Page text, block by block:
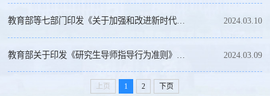
教育部等七部门印发《关于加强和改进新时代师德师风建设的意见》的通知 2024.03.10
2024.03.09
上页 1 2 下页